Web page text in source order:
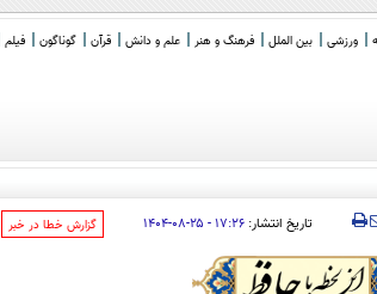
ورزشی بین الملل فرهنگ و هنر علم و دانش قرآن گوناگون فیلم
تاریخ انتشار: ۱۷:۲۶ - ۲۵-۰۸-۱۴۰۴ ‌گزارش خطا در خبر